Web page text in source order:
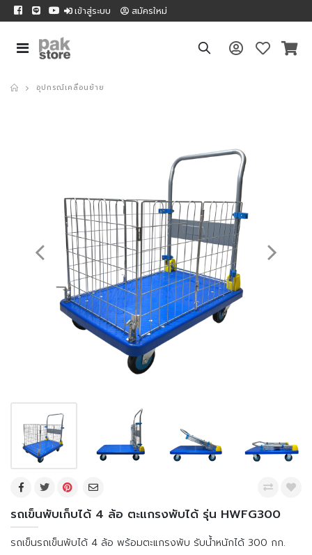
เข้าสู่ระบบ สมัครใหม่
อุปกรณ์เคลื่อนย้าย
รถเข็นพับเก็บได้ 4 ล้อ ตะแกรงพับได้ รุ่น HWFG300
รถเข็นรถเข็นพับได้ 4 ล้อ พร้อมตะแกรงพับ รับน้ำหนักได้ 300 กก.